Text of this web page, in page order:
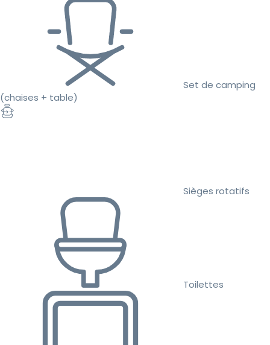
Set de camping
(chaises + table)
Sièges rotatifs
Toilettes